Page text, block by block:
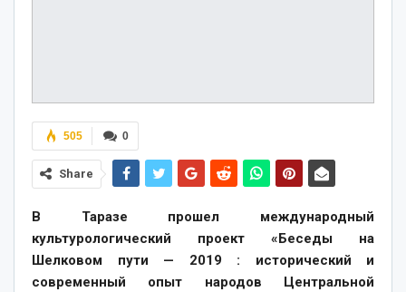
0
505
Share
В Таразе прошел международный
культурологический проект «Беседы на
Шелковом пути — 2019 : исторический и
современный опыт народов Центральной